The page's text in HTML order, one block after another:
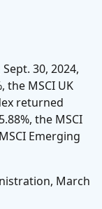
30, 2024,
the MSCI UK
returned
the MSCI
Emerging
March